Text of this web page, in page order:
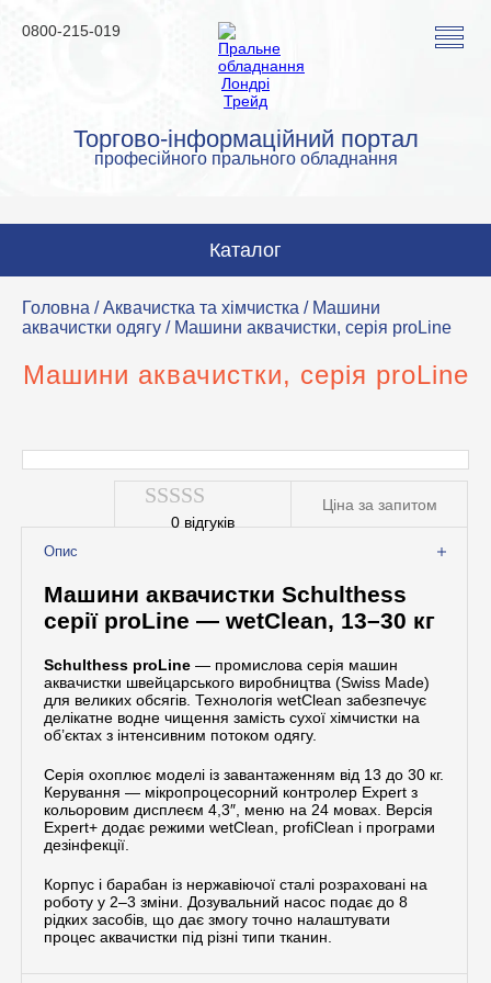
Торгово-інформаційний портал
професійного прального обладнання
0800-215-019
Каталог
Пральні машини
Сушильні машини
Прасувальні машини
Аквачистка та хімчистка
Допоміжне обладнання
Професійна хімія
Головна /Аквачистка та хімчистка / Машини
аквачистки одягу / Машини аквачистки, серія proLine
Машини аквачистки, серія proLine
Оцінено
0
з
5
0 відгуків
Ціна за запитом
Опис
Машини аквачистки Schulthess
серії proLine — wetClean, 13–30 кг
Schulthess proLine — промислова серія машин
аквачистки швейцарського виробництва (Swiss Made)
для великих обсягів. Технологія wetClean забезпечує
делікатне водне чищення замість сухої хімчистки на
об’єктах з інтенсивним потоком одягу.
Серія охоплює моделі із завантаженням від 13 до 30 кг.
Керування — мікропроцесорний контролер Expert з
кольоровим дисплеєм 4,3″, меню на 24 мовах. Версія
Expert+ додає режими wetClean, profiClean і програми
дезінфекції.
Корпус і барабан із нержавіючої сталі розраховані на
роботу у 2–3 зміни. Дозувальний насос подає до 8
рідких засобів, що дає змогу точно налаштувати
процес аквачистки під різні типи тканин.